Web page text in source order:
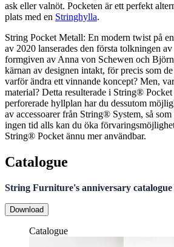
ask eller valnöt. Pocketen är ett perfekt
plats med en Stringhylla.
String Pocket Metall: En modern twist på
av 2020 lanserades den första tolkningen
formgiven av Anna von Schewen och
kärnan av designen intakt, för precis som
varför ändra ett vinnande koncept? Men,
material? Detta resulterade i String®
perforerade hyllplan har du dessutom
av accessoarer från String® System, så
ingen tid alls kan du öka
String® Pocket ännu mer användbar.
Catalogue
String Furniture's anniversary catalogue
Download
Catalogue